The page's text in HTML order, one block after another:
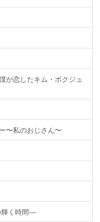
が恋したキム・ボクジュ
〜私のおじさん〜
輝く時間―